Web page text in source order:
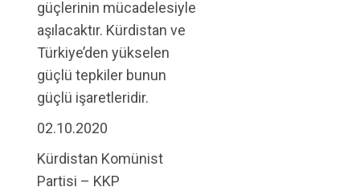
güçlerinin mücadelesiyle
aşılacaktır. Kürdistan ve
Türkiye’den yükselen
güçlü tepkiler bunun
güçlü işaretleridir.
02.10.2020
Kürdistan Komünist
Partisi – KKP